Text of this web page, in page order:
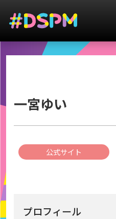
一宮ゆい
公式サイト
プロフィール